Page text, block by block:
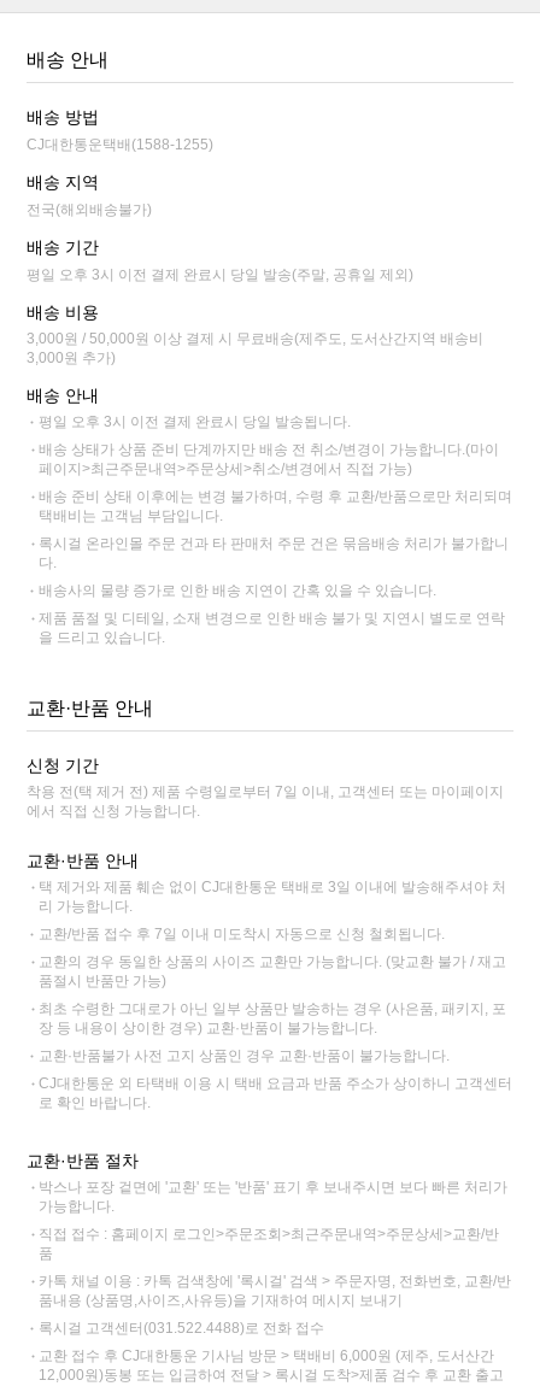
배송 안내
배송 방법
CJ대한통운택배(1588-1255)
배송 지역
전국(해외배송불가)
배송 기간
평일 오후 3시 이전 결제 완료시 당일 발송(주말, 공휴일 제외)
배송 비용
3,000원 / 50,000원 이상 결제 시 무료배송(제주도, 도서산간지역 배송비
3,000원 추가)
배송 안내
평일 오후 3시 이전 결제 완료시 당일 발송됩니다.
배송 상태가 상품 준비 단계까지만 배송 전 취소/변경이 가능합니다.(마이
페이지>최근주문내역>주문상세>취소/변경에서 직접 가능)
배송 준비 상태 이후에는 변경 불가하며, 수령 후 교환/반품으로만 처리되며
택배비는 고객님 부담입니다.
록시걸 온라인몰 주문 건과 타 판매처 주문 건은 묶음배송 처리가 불가합니
다.
배송사의 물량 증가로 인한 배송 지연이 간혹 있을 수 있습니다.
제품 품절 및 디테일, 소재 변경으로 인한 배송 불가 및 지연시 별도로 연락
을 드리고 있습니다.
교환·반품 안내
신청 기간
착용 전(택 제거 전) 제품 수령일로부터 7일 이내, 고객센터 또는 마이페이지
에서 직접 신청 가능합니다.
교환·반품 안내
택 제거와 제품 훼손 없이 CJ대한통운 택배로 3일 이내에 발송해주셔야 처
리 가능합니다.
교환/반품 접수 후 7일 이내 미도착시 자동으로 신청 철회됩니다.
교환의 경우 동일한 상품의 사이즈 교환만 가능합니다. (맞교환 불가 / 재고
품절시 반품만 가능)
최초 수령한 그대로가 아닌 일부 상품만 발송하는 경우 (사은품, 패키지, 포
장 등 내용이 상이한 경우) 교환·반품이 불가능합니다.
교환·반품불가 사전 고지 상품인 경우 교환·반품이 불가능합니다.
CJ대한통운 외 타택배 이용 시 택배 요금과 반품 주소가 상이하니 고객센터
로 확인 바랍니다.
교환·반품 절차
박스나 포장 겉면에 '교환' 또는 '반품' 표기 후 보내주시면 보다 빠른 처리가
가능합니다.
직접 접수 : 홈페이지 로그인>주문조회>최근주문내역>주문상세>교환/반
품
카톡 채널 이용 : 카톡 검색창에 '록시걸' 검색 > 주문자명, 전화번호, 교환/반
품내용 (상품명,사이즈,사유등)을 기재하여 메시지 보내기
록시걸 고객센터(031.522.4488)로 전화 접수
교환 접수 후 CJ대한통운 기사님 방문 > 택배비 6,000원 (제주, 도서산간
12,000원)동봉 또는 입금하여 전달 > 록시걸 도착>제품 검수 후 교환 출고